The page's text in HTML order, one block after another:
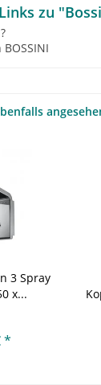
zu
3 Spray
x...
*